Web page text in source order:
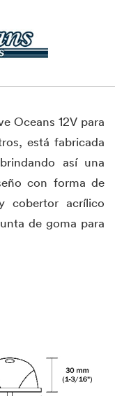
Oceans 12V para
está fabricada
así una
con forma de
cobertor acrílico
de goma para